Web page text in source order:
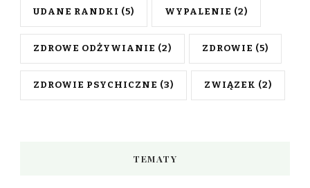
UDANE RANDKI (5) WYPALENIE (2)
ZDROWE ODŻYWIANIE (2) ZDROWIE (5)
ZDROWIE PSYCHICZNE (3) ZWIĄZEK (2)
TEMATY